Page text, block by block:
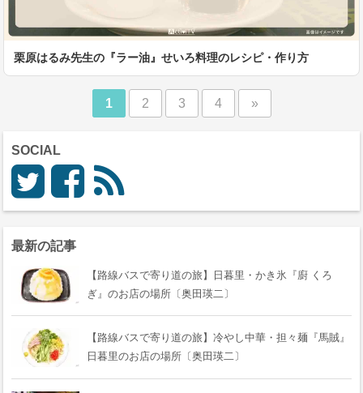
栗原はるみ先生の『ラー油』せいろ料理のレシピ・作り方
1 2 3 4 »
SOCIAL
最新の記事
【路線バスで寄り道の旅】日暮里・かき氷『廚 くろ
ぎ』のお店の場所〔奥田瑛二〕
【路線バスで寄り道の旅】冷やし中華・担々麺『馬賊』
日暮里のお店の場所〔奥田瑛二〕